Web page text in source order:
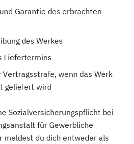
Garantie des erbrachten
des Werkes
Liefertermins
Vertragsstrafe, wenn das Werk
geliefert wird
Sozialversicherungspflicht bei
für Gewerbliche
meldest du dich entweder als